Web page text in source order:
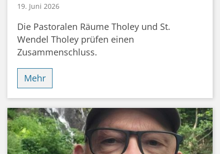
19. Juni 2026
Die Pastoralen Räume Tholey und St.
Wendel Tholey prüfen einen
Zusammenschluss.
Mehr